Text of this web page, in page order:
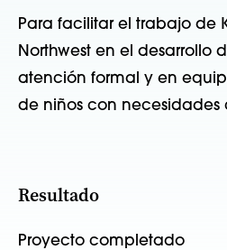
Para facilitar el trabajo de
Northwest en el desarrollo
atención formal y en
de niños con necesidades
Resultado
Proyecto completado